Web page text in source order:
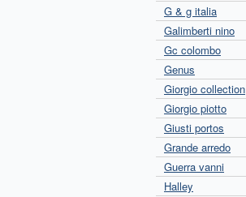
G & g italia
Galimberti nino
Gc colombo
Genus
Giorgio collection
Giorgio piotto
Giusti portos
Grande arredo
Guerra vanni
Halley